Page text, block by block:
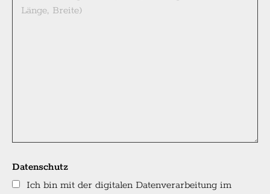
Datenschutz
Ich bin mit der digitalen Datenverarbeitung im